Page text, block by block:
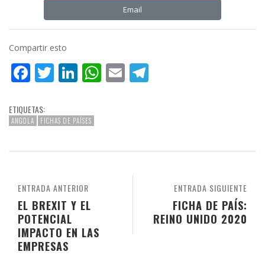
Email
Compartir esto
Facebook
Twitter
LinkedIn
WhatsApp
Email
ETIQUETAS:
ANGOLA FICHAS DE PAÍSES
ENTRADA SIGUIENTE
FICHA DE PAÍS:
REINO UNIDO 2020
ENTRADA ANTERIOR
EL BREXIT Y EL
POTENCIAL
IMPACTO EN LAS
EMPRESAS